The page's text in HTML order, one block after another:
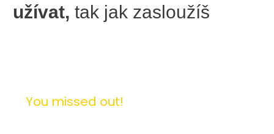
užívat, tak jak zasloužíš
You missed out!